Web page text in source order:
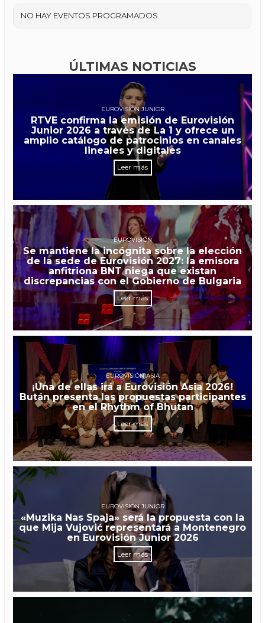
NO HAY EVENTOS PROGRAMADOS
ÚLTIMAS NOTICIAS
EUROVISIÓN JUNIOR
RTVE confirma la emisión de Eurovisión
Junior 2026 a través de La 1 y ofrece un
amplio catálogo de patrocinios en canales
lineales y digitales
Leer más
EUROVISIÓN
Se mantiene la incógnita sobre la elección
de la sede de Eurovisión 2027: la emisora
anfitriona BNT niega que existan
discrepancias con el Gobierno de Bulgaria
Leer más
EUROVISIÓN ASIA
¡Una de ellas irá a Eurovisión Asia 2026!
Bután presenta las propuestas participantes
en el Rhythm of Bhutan
Leer más
EUROVISIÓN JUNIOR
«Muzika Nas Spaja» será la propuesta con la
que Mija Vujović representará a Montenegro
en Eurovisión Junior 2026
Leer más